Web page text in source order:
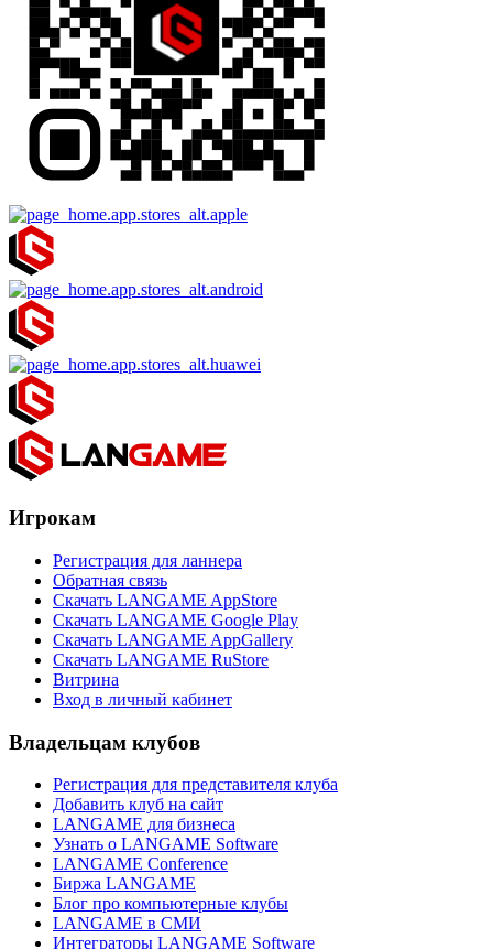
Игрокам
Регистрация для ланнера
Обратная связь
Скачать LANGAME AppStore
Скачать LANGAME Google Play
Скачать LANGAME AppGallery
Скачать LANGAME RuStore
Витрина
Вход в личный кабинет
Владельцам клубов
Регистрация для представителя клуба
Добавить клуб на сайт
LANGAME для бизнеса
Узнать о LANGAME Software
LANGAME Conference
Биржа LANGAME
Блог про компьютерные клубы
LANGAME в СМИ
Интеграторы LANGAME Software